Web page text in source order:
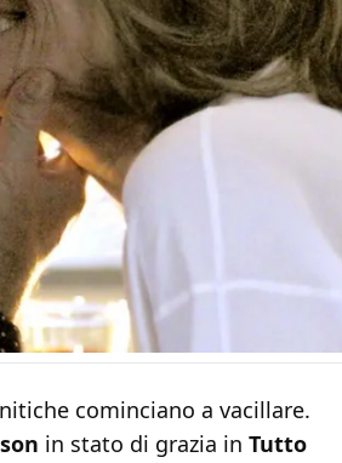
cominciano a vacillare.
in stato di grazia in Tutto